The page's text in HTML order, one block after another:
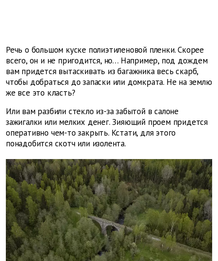
Речь о большом куске полиэтиленовой пленки. Скорее
всего, он и не пригодится, но… Например, под дождем
вам придется вытаскивать из багажника весь скарб,
чтобы добраться до запаски или домкрата. Не на землю
же все это класть?
Или вам разбили стекло из-за забытой в салоне
зажигалки или мелких денег. Зияющий проем придется
оперативно чем-то закрыть. Кстати, для этого
понадобится скотч или изолента.